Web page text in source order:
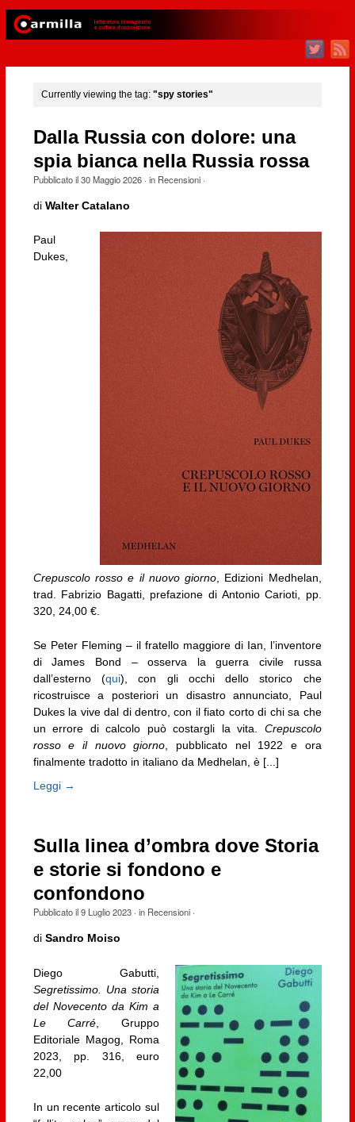
Currently viewing the tag: "spy stories"
Dalla Russia con dolore: una
spia bianca nella Russia rossa
Pubblicato il30 Maggio 2026· in Recensioni·
di Walter Catalano
Paul
Dukes,
Crepuscolo rosso e il nuovo giorno , Edizioni Medhelan,
trad. Fabrizio Bagatti, prefazione di Antonio Carioti, pp.
320, 24,00 €.
Se Peter Fleming – il fratello maggiore di Ian, l’inventore
di James Bond – osserva la guerra civile russa
dall’esterno (qui), con gli occhi dello storico che
ricostruisce a posteriori un disastro annunciato, Paul
Dukes la vive dal di dentro, con il fiato corto di chi sa che
un errore di calcolo può costargli la vita. Crepuscolo
rosso e il nuovo giorno, pubblicato nel 1922 e ora
finalmente tradotto in italiano da Medhelan, è [...]
Leggi →
Sulla linea d’ombra dove Storia
e storie si fondono e
confondono
Pubblicato il9 Luglio 2023· in Recensioni·
di Sandro Moiso
Diego Gabutti,
Segretissimo. Una storia
del Novecento da Kim a
Le Carré , Gruppo
Editoriale Magog, Roma
2023, pp. 316, euro
22,00
In un recente articolo sul